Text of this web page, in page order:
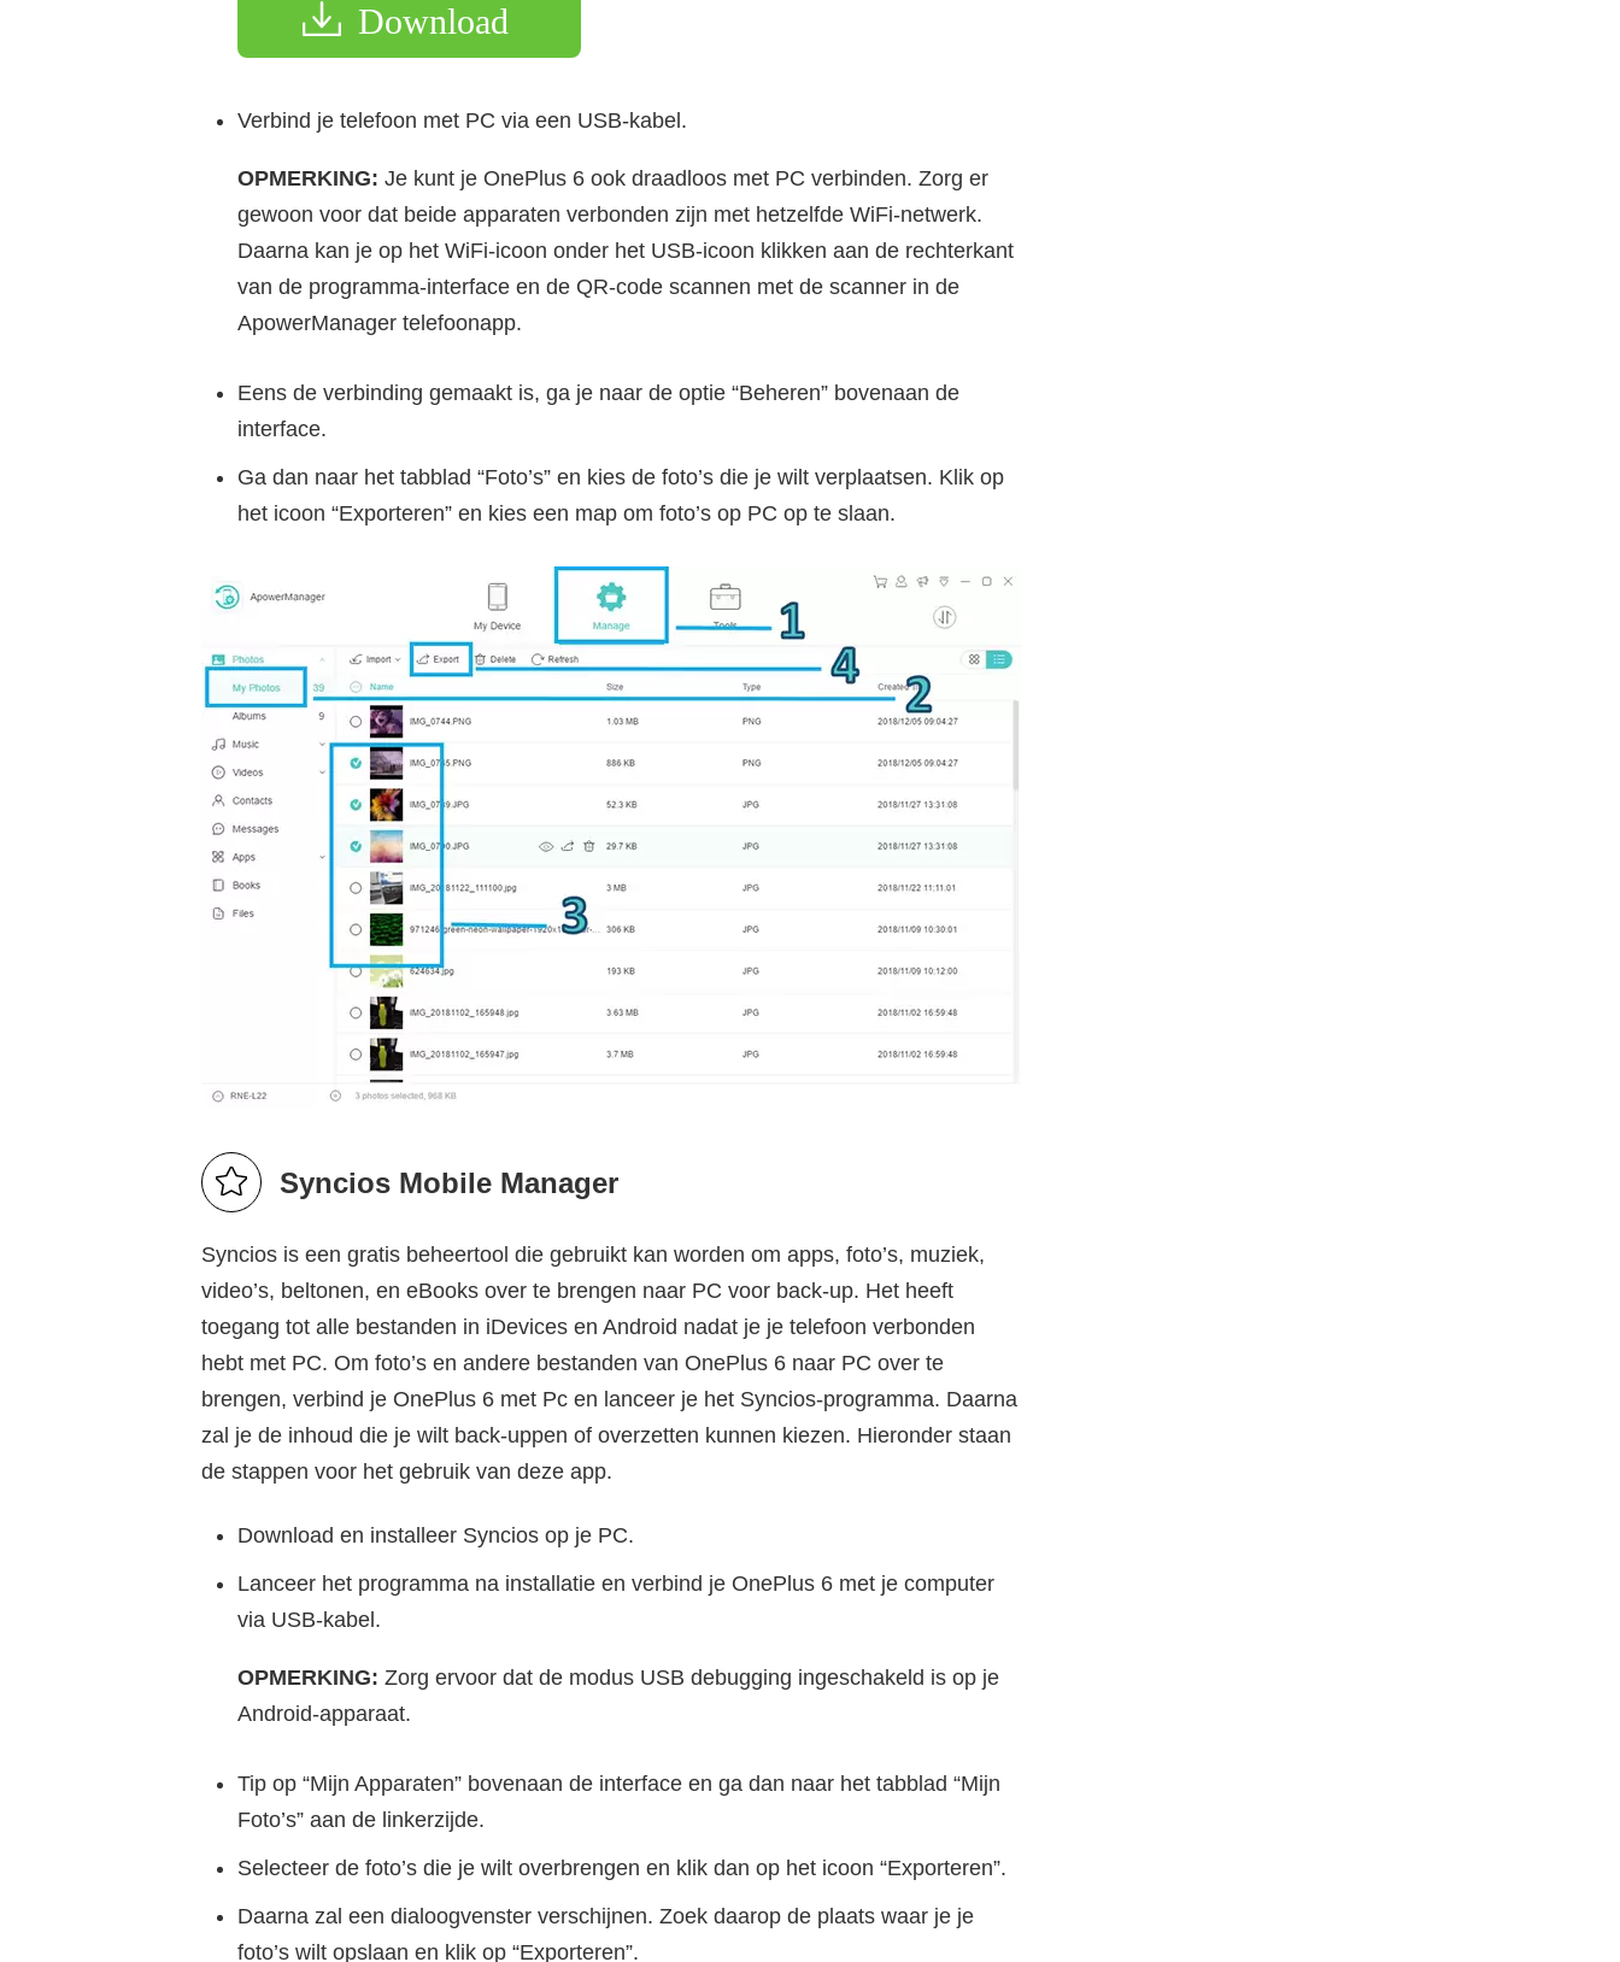
Download
Verbind je telefoon met PC via een USB-kabel.
OPMERKING: Je kunt je OnePlus 6 ook draadloos met PC verbinden. Zorg er
gewoon voor dat beide apparaten verbonden zijn met hetzelfde WiFi-netwerk.
Daarna kan je op het WiFi-icoon onder het USB-icoon klikken aan de rechterkant
van de programma-interface en de QR-code scannen met de scanner in de
ApowerManager telefoonapp.
Eens de verbinding gemaakt is, ga je naar de optie “Beheren” bovenaan de
interface.
Ga dan naar het tabblad “Foto’s” en kies de foto’s die je wilt verplaatsen. Klik op
het icoon “Exporteren” en kies een map om foto’s op PC op te slaan.
Syncios Mobile Manager
Syncios is een gratis beheertool die gebruikt kan worden om apps, foto’s, muziek,
video’s, beltonen, en eBooks over te brengen naar PC voor back-up. Het heeft
toegang tot alle bestanden in iDevices en Android nadat je je telefoon verbonden
hebt met PC. Om foto’s en andere bestanden van OnePlus 6 naar PC over te
brengen, verbind je OnePlus 6 met Pc en lanceer je het Syncios-programma. Daarna
zal je de inhoud die je wilt back-uppen of overzetten kunnen kiezen. Hieronder staan
de stappen voor het gebruik van deze app.
Download en installeer Syncios op je PC.
Lanceer het programma na installatie en verbind je OnePlus 6 met je computer
via USB-kabel.
OPMERKING: Zorg ervoor dat de modus USB debugging ingeschakeld is op je
Android-apparaat.
Tip op “Mijn Apparaten” bovenaan de interface en ga dan naar het tabblad “Mijn
Foto’s” aan de linkerzijde.
Selecteer de foto’s die je wilt overbrengen en klik dan op het icoon “Exporteren”.
Daarna zal een dialoogvenster verschijnen. Zoek daarop de plaats waar je je
foto’s wilt opslaan en klik op “Exporteren”.